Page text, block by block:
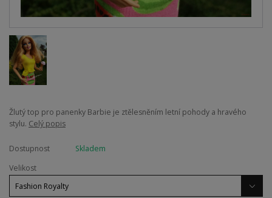
Žlutý top pro panenky Barbie je ztělesněním letní pohody a hravého
stylu. Celý popis
Dostupnost
Skladem
Velikost